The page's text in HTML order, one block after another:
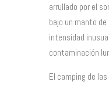
arrullado por el
bajo un manto
intensidad
contaminación
El camping de